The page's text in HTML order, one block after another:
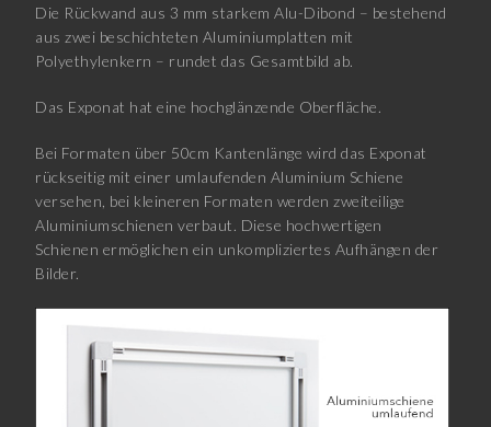
Die Rückwand aus 3 mm starkem Alu-Dibond – bestehend
aus zwei beschichteten Aluminiumplatten mit
Polyethylenkern – rundet das Gesamtbild ab.
Das Exponat hat eine hochglänzende Oberfläche.
Bei Formaten über 50cm Kantenlänge wird das Exponat
rückseitig mit einer umlaufenden Aluminium Schiene
versehen, bei kleineren Formaten werden zweiteilige
Aluminiumschienen verbaut. Diese hochwertigen
Schienen ermöglichen ein unkompliziertes Aufhängen der
Bilder.